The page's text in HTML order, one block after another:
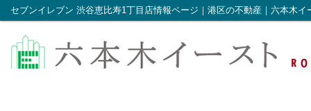
セブンイレブン 渋谷恵比寿1丁目店情報ページ｜港区の不動産｜六本木イ